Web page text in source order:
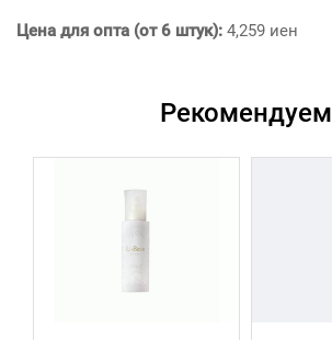
Цена для опта (от 6 штук): 4,259 иен
Рекомендуем